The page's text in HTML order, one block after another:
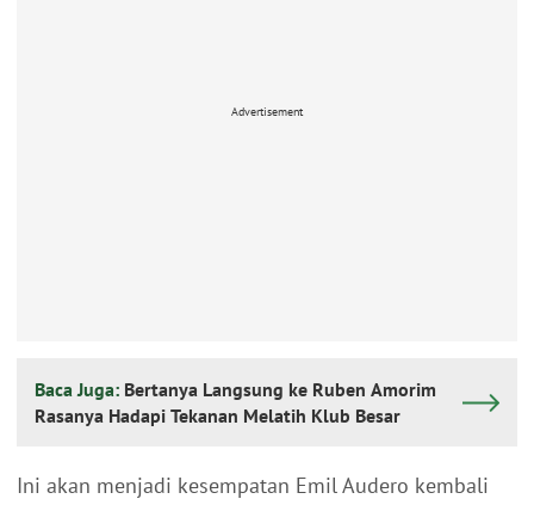
Advertisement
Baca Juga: Bertanya Langsung ke Ruben Amorim
Rasanya Hadapi Tekanan Melatih Klub Besar
Ini akan menjadi kesempatan Emil Audero kembali